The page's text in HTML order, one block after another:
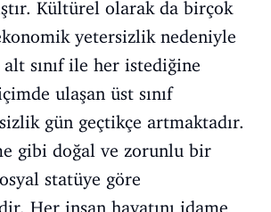
Kültürel olarak da birçok
yetersizlik nedeniyle
sınıf ile her istediğine
ulaşan üst sınıf
gün geçtikçe artmaktadır.
gibi doğal ve zorunlu bir
statüye göre
Her insan hayatını idame